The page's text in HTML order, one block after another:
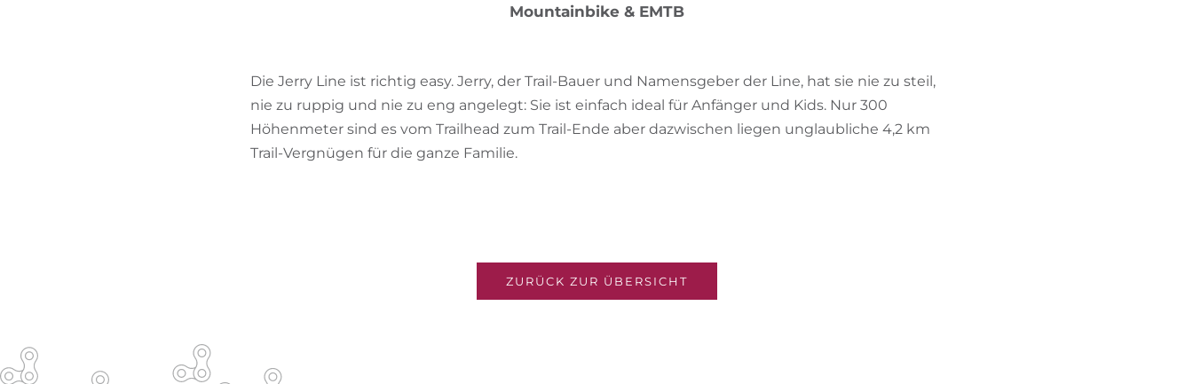
Mountainbike & EMTB
Die Jerry Line ist richtig easy. Jerry, der Trail-Bauer und Namensgeber der Line, hat sie nie zu steil,
nie zu ruppig und nie zu eng angelegt: Sie ist einfach ideal für Anfänger und Kids. Nur 300
Höhenmeter sind es vom Trailhead zum Trail-Ende aber dazwischen liegen unglaubliche 4,2 km
Trail-Vergnügen für die ganze Familie.
ZURÜCK ZUR ÜBERSICHT